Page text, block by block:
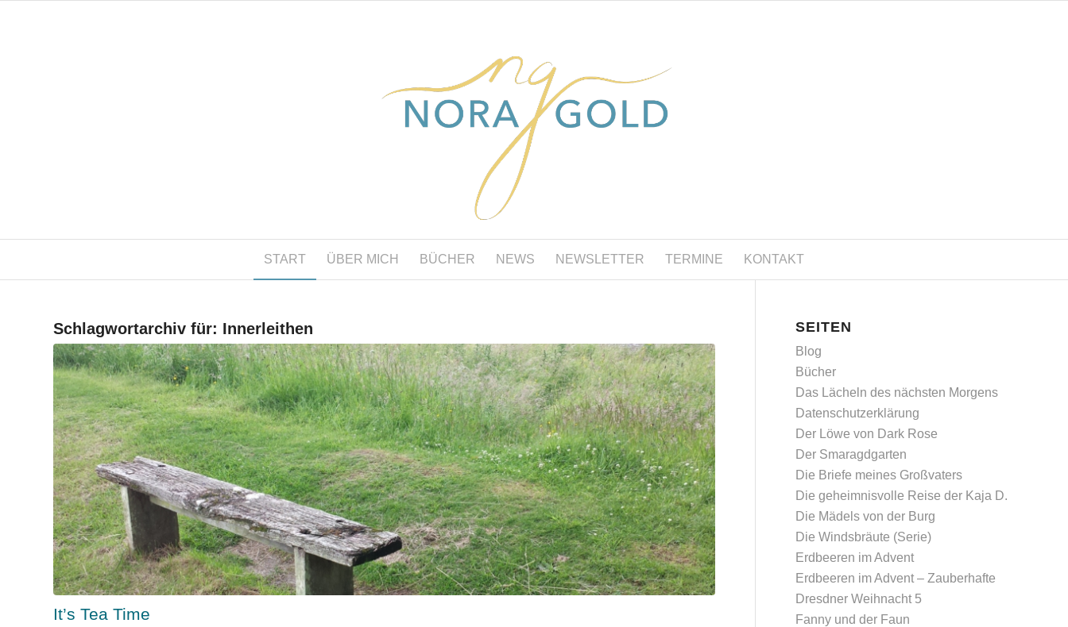
START ÜBER MICH BÜCHER NEWS NEWSLETTER TERMINE KONTAKT
Schlagwortarchiv für: Innerleithen
It’s Tea Time
SEITEN
Blog
Bücher
Das Lächeln des nächsten Morgens
Datenschutz­erklärung
Der Löwe von Dark Rose
Der Smaragdgarten
Die Briefe meines Großvaters
Die geheimnisvolle Reise der Kaja D.
Die Mädels von der Burg
Die Windsbräute (Serie)
Erdbeeren im Advent
Erdbeeren im Advent – Zauberhafte
Dresdner Weihnacht 5
Fanny und der Faun